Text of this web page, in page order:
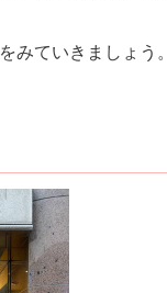
みていきましょう。